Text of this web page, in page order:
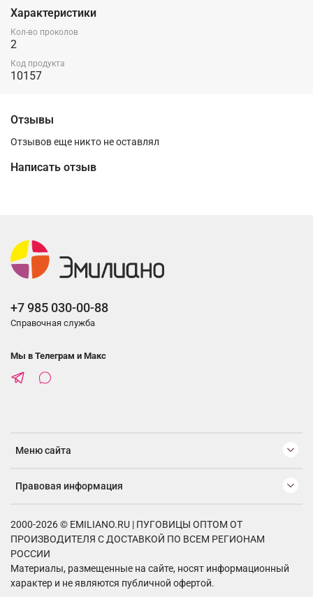
Характеристики
Кол-во проколов
2
Код продукта
10157
Отзывы
Отзывов еще никто не оставлял
Написать отзыв
Меню сайта
Правовая информация
+7 985 030-00-88
Справочная служба
Мы в Телеграм и Макс
2000-2026 © EMILIANO.RU | ПУГОВИЦЫ ОПТОМ ОТ
ПРОИЗВОДИТЕЛЯ С ДОСТАВКОЙ ПО ВСЕМ РЕГИОНАМ
РОССИИ
Материалы, размещенные на сайте, носят информационный
характер и не являются публичной офертой.